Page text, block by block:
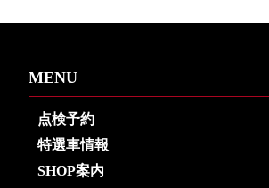
MENU
点検予約
特選車情報
SHOP案内